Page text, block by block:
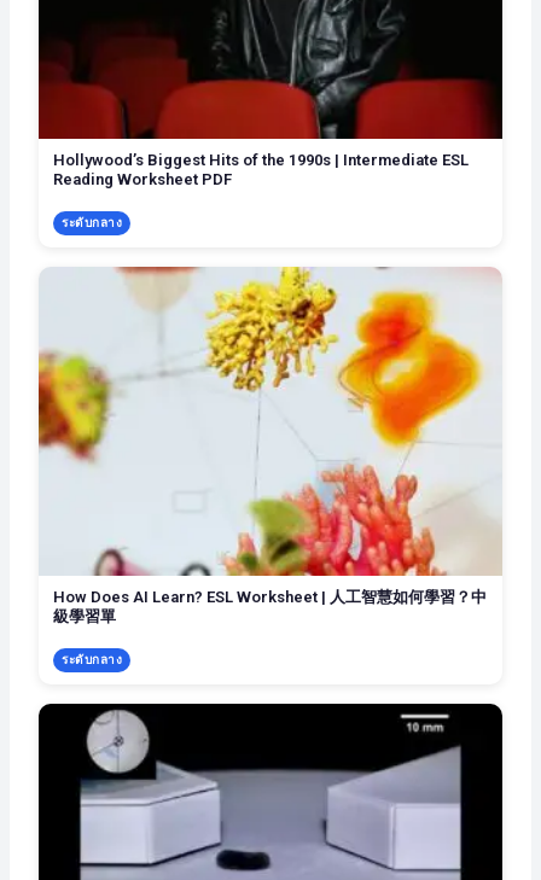
Hollywood’s Biggest Hits of the 1990s | Intermediate ESL
Reading Worksheet PDF
ระดับกลาง
How Does AI Learn? ESL Worksheet | 人工智慧如何學習？中
級學習單
ระดับกลาง